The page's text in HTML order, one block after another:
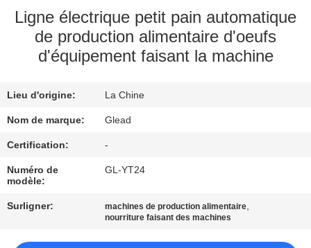
SPECTACLE
PROPOS
DE
NOUS
VISITE
DE
L'USINE
Ligne électrique petit pain automatique
de production alimentaire d'oeufs
d'équipement faisant la machine
Lieu d'origine: La Chine
Nom de marque: Glead
Certification: -
Numéro de
modèle:
GL-YT24
Surligner: machines de production alimentaire,
nourriture faisant des machines